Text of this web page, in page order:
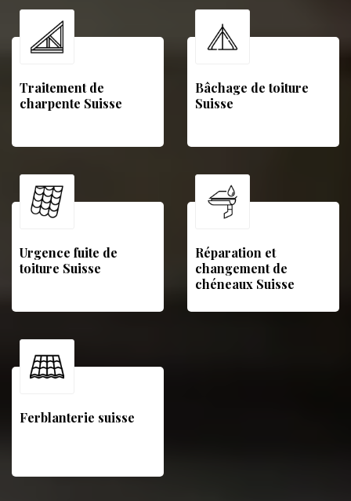
Traitement de
charpente Suisse
Bâchage de toiture
Suisse
Urgence fuite de
toiture Suisse
Réparation et
changement de
chéneaux Suisse
Ferblanterie suisse